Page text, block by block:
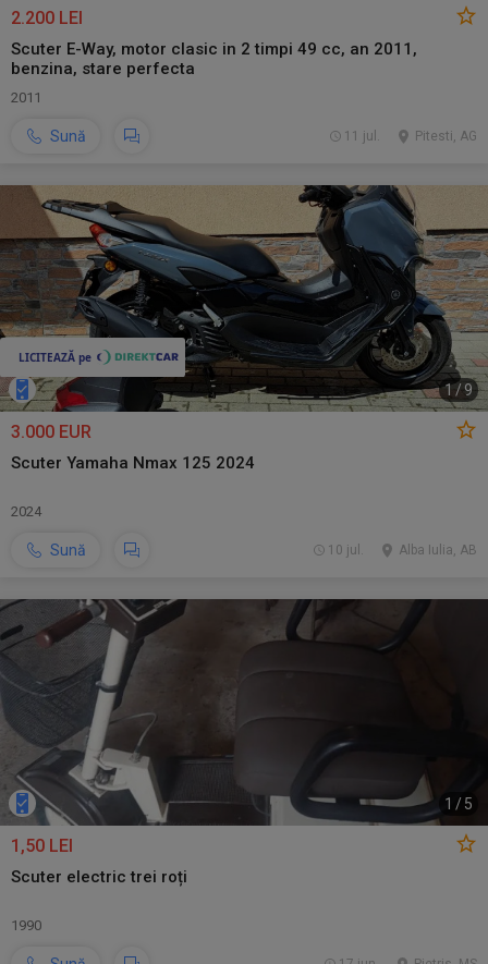
2.200 LEI
Scuter E-Way, motor clasic in 2 timpi 49 cc, an 2011,
benzina, stare perfecta
2011
Sună Pitesti, AG
11 jul.
1/9
3.000 EUR
Scuter Yamaha Nmax 125 2024
2024
Sună Alba Iulia, AB
10 jul.
1 / 5
1,50 LEI
Scuter electric trei roți
1990